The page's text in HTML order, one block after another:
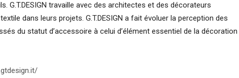
G.T.DESIGN travaille avec des architectes et des décorateurs
dans leurs projets. G.T.DESIGN a fait évoluer la perception des
du statut d’accessoire à celui d’élément essentiel de la décoration